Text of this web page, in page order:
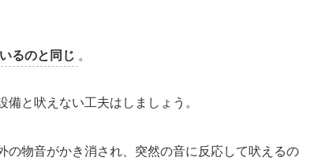
るのと同じ 。
と吠えない工夫はしましょう。
物音がかき消され、突然の音に反応して吠えるの